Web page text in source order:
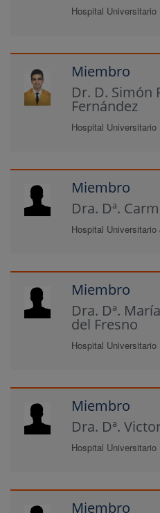
Hospital
Miembro
Dr. D. Simón
Fernández
Hospital
Miembro
Dra. Dª.
Hospital
Miembro
Dra. Dª.
del Fresno
Hospital
Miembro
Dra. Dª.
Hospital
Miembro